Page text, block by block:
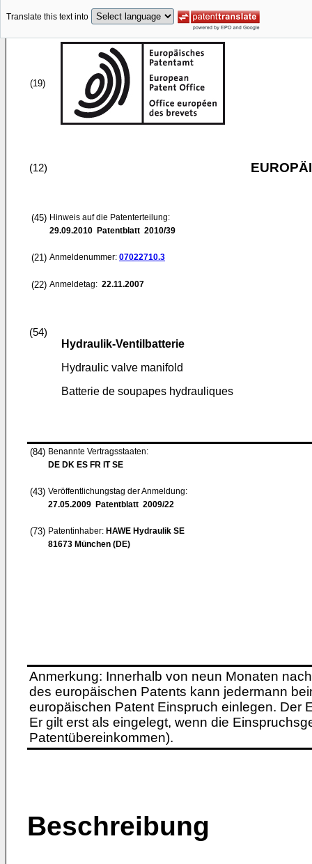
Translate this text into
(19)
(12)
(45) Hinweis auf die Patenterteilung:
29.09.2010 Patentblatt 2010/39
(21) Anmeldenummer: 07022710.3
(22) Anmeldetag: 22.11.2007
(54)
Hydraulik-Ventilbatterie
Hydraulic valve manifold
Batterie de soupapes hydrauliques
(84) Benannte Vertragsstaaten:
DE DK ES FR IT SE
(43) Veröffentlichungstag der Anmeldung:
27.05.2009 Patentblatt 2009/22
(73) Patentinhaber: HAWE Hydraulik SE
81673 München (DE)
Anmerkung: Innerhalb von neun Monaten
des europäischen Patents kann jedermann
europäischen Patent Einspruch einlegen. Der
Er gilt erst als eingelegt, wenn die
Patentübereinkommen).
Beschreibung